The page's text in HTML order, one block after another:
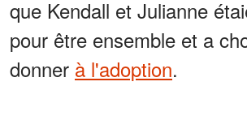
que Kendall et Julianne
pour être ensemble et a
donner à l'adoption.